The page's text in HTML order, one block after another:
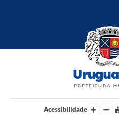
Acessibilidade